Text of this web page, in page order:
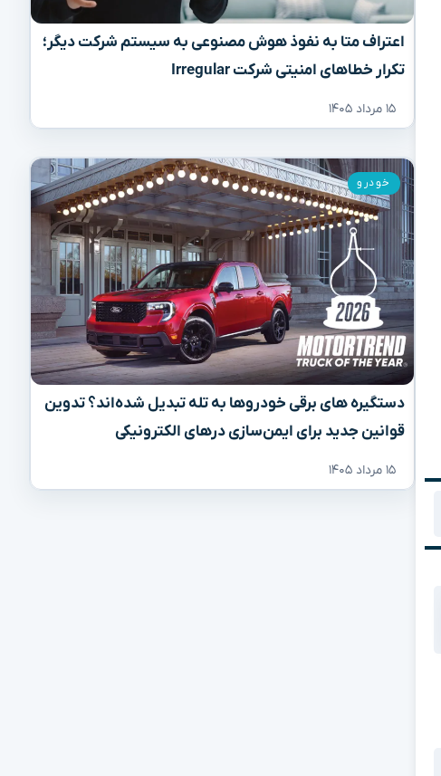
اعتراف متا به نفوذ هوش مصنوعی به سیستم شرکت دیگر؛
تکرار خطاهای امنیتی شرکت Irregular
۱۵ مرداد ۱۴۰۵
دستگیره‌ های برقی خودروها به تله تبدیل شده‌اند؟ تدوین
قوانین جدید برای ایمن‌سازی درهای الکترونیکی
۱۵ مرداد ۱۴۰۵
خودرو